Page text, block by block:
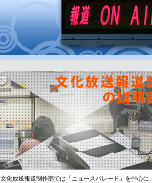
文化放送報道制作部では「ニュースパレード」を中心に、